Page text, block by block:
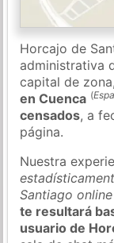
Horcajo de
administrativa
capital de
en Cuenca (
censados, a
página.
Nuestra
Santiago
te resultará
usuario de